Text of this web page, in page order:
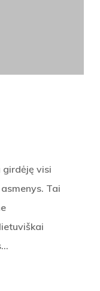
girdėję visi
Tai